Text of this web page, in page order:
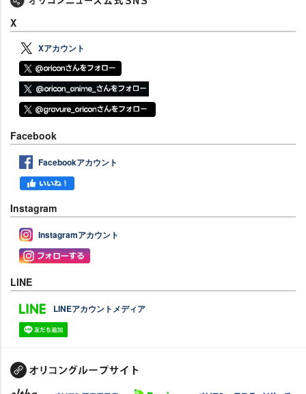
X
Xアカウント
Facebook
Facebookアカウント
Instagram
Instagramアカウント
LINE
LINEアカウントメディア